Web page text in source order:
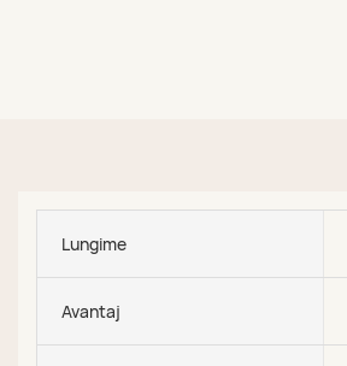
Lungime
Avantaj